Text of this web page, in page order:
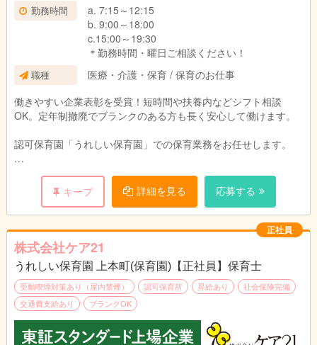
試用期間：3ヶ月(同条件)
勤務時間
a. 7:15～12:15
b. 9:00～18:00
c.15:00～19:30
＊勤務時間・曜日ご相談ください！
職種
医療・介護・保育 / 保育のお仕事
働きやすい企業表彰を受賞！短時間や扶養内などシフト相談
OK。定年制撤廃でブランクのある方も長く安心して働けます。
認可保育園「うれしい保育園」での保育業務をお任せします。
子どもたちの遊びや食事のサポート、見守りなどが中心です。
残業や持ち帰り仕事はなく、
先輩スタッフが丁寧にフォローするため、
未経験の方や久しぶりの職場復帰となる方も安心。
ライフスタイルに合わせた働き方が可能です。
キープ 詳細を見る 応募する
正社員
株式会社ケア21
うれしい保育園 上本町(保育園)【正社員】保育士
受動喫煙対策あり（屋内禁煙） 認可保育所 昇給あり
社会保険完備
交通費支給あり
ブランクOK